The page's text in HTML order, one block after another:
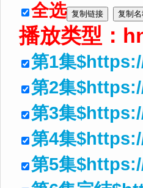
全选
播放类型：
第1集
第2集
第3集
第4集
第5集